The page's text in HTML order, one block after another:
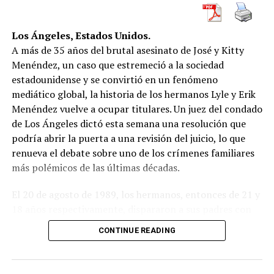
ámbito local como internacional. Organismos de
derechos humanos, sindicatos del sector público y
asociaciones de migrantes expresaron su preocupación
por lo que consideran una políticadiscriminatoriay
contraria a los principios básicos de acceso
universal.
“Se está criminalizando la migración y debilitando el
sistema de salud y educación pública en nombre del
ajuste económico”, dijo a este medio Mariana Córdoba,
directora de la ONG Migrantes Unidos. “Muchas de estas
personas trabajan, tributan y son parte activa de la
trata de xenofobia, sino deracionalización del gasto
en un contexto de fuerte crisis económica, alta
una carga estructural insostenible mientras el 50% de
Los Ángeles, Estados Unidos.
A más de 35 años del brutal asesinato de José y Kitty
Menéndez, un caso que estremeció a la sociedad
estadounidense y se convirtió en un fenómeno
mediático global, la historia de los hermanos Lyle y Erik
Menéndez vuelve a ocupar titulares. Un juez del condado
de Los Ángeles dictó esta semana una resolución que
podría abrir la puerta a una revisión del juicio, lo que
renueva el debate sobre uno de los crímenes familiares
más polémicos de las últimas décadas.
escopetas mientras estos veían televisión en la mansión
familiar de Beverly Hills. Tras meses de aparente duelo,
CONTINUE READING